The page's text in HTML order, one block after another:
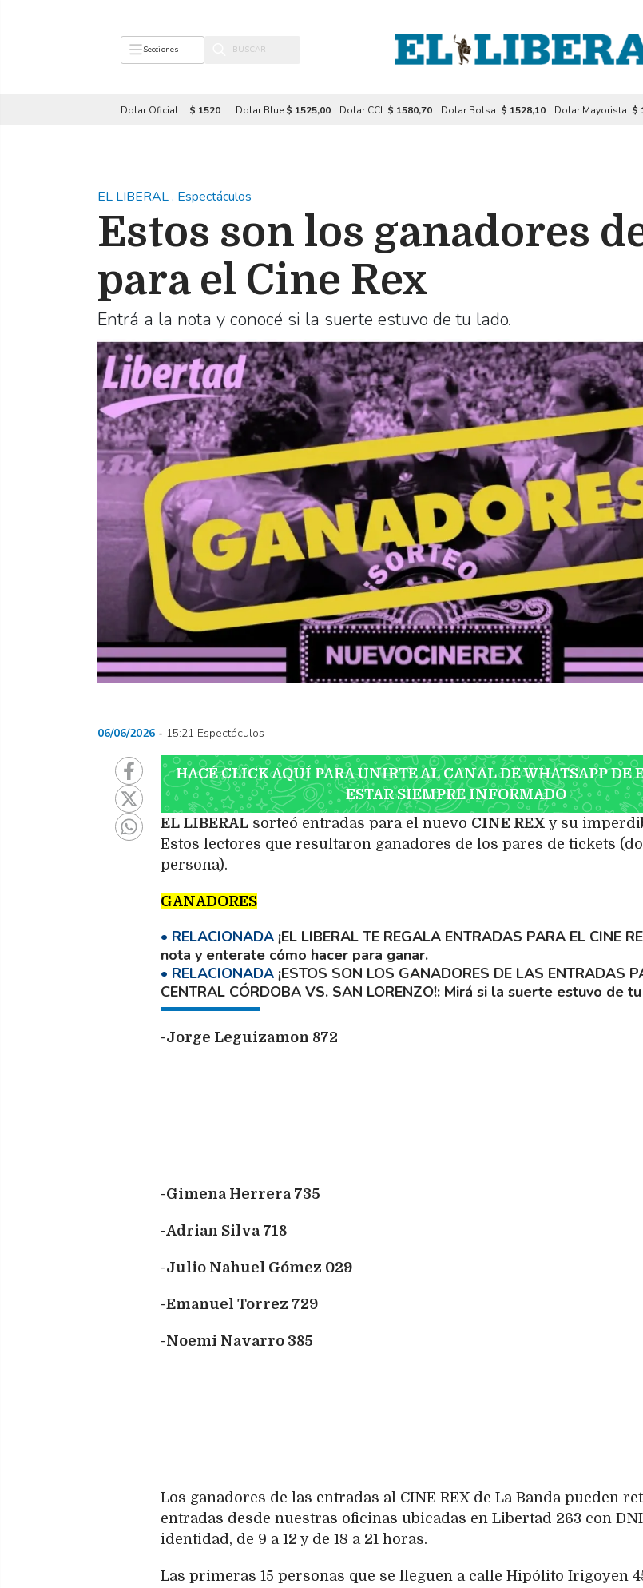
Secciones
Dolar Oficial: $ 1520 Dolar Blue:$ 1525,00 Dolar CCL:$ 1580,70 Dolar Bolsa: $ 1528,10 Dolar Mayorista: $
EL LIBERAL. Espectáculos
Estos son los ganadores
para el Cine Rex
Entrá a la nota y conocé si la suerte estuvo de tu lado.
06/06/2026 15:21 Espectáculos
HACÉ CLICK AQUÍ PARA UNIRTE AL CANAL DE WHATSAPP DE
ESTAR SIEMPRE INFORMADO
EL LIBERAL sorteó entradas para el nuevo CINE REX y su
Estos lectores que resultaron ganadores de los pares de tickets
persona).
GANADORES
¡EL LIBERAL TE REGALA ENTRADAS PARA EL CINE
nota y enterate cómo hacer para ganar.
¡ESTOS SON LOS GANADORES DE LAS ENTRADAS
CENTRAL CÓRDOBA VS. SAN LORENZO! Mirá si la suerte estuvo de
-Jorge Leguizamon 872
-Gimena Herrera 735
-Adrian Silva 718
-Julio Nahuel Gómez 029
-Emanuel Torrez 729
-Noemi Navarro 385
Los ganadores de las entradas al CINE REX de La Banda pueden
entradas desde nuestras oficinas ubicadas en Libertad 263 con
identidad, de 9 a 12 y de 18 a 21 horas.
Las primeras 15 personas que se lleguen a calle Hipólito Irigoyen